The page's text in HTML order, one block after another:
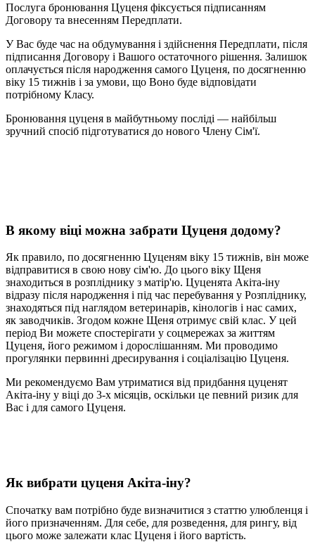
Послуга бронювання Цуценя фіксується підписанням
Договору та внесенням Передплати.
У Вас буде час на обдумування і здійснення Передплати, після
підписання Договору і Вашого остаточного рішення. Залишок
оплачується після народження самого Цуценя, по досягненню
віку 15 тижнів і за умови, що Воно буде відповідати
потрібному Класу.
Бронювання цуценя в майбутньому посліді — найбільш
зручний спосіб підготуватися до нового Члену Сім'ї.
В якому віці можна забрати Цуценя додому?
Як правило, по досягненню Цуценям віку 15 тижнів, він може
відправитися в свою нову сім'ю. До цього віку Щеня
знаходиться в розпліднику з матір'ю. Цуценята Акіта-іну
відразу після народження і під час перебування у Розпліднику,
знаходяться під наглядом ветеринарів, кінологів і нас самих,
як заводчиків. Згодом кожне Щеня отримує свій клас. У цей
період Ви можете спостерігати у соцмережах за життям
Цуценя, його режимом і дорослішанням. Ми проводимо
прогулянки первинні дресирування і соціалізацію Цуценя.
Ми рекомендуємо Вам утриматися від придбання цуценят
Акіта-іну у віці до 3-х місяців, оскільки це певний ризик для
Вас і для самого Цуценя.
Як вибрати цуценя Акіта-іну?
Спочатку вам потрібно буде визначитися з статтю улюбленця і
його призначенням. Для себе, для розведення, для рингу, від
цього може залежати клас Цуценя і його вартість.